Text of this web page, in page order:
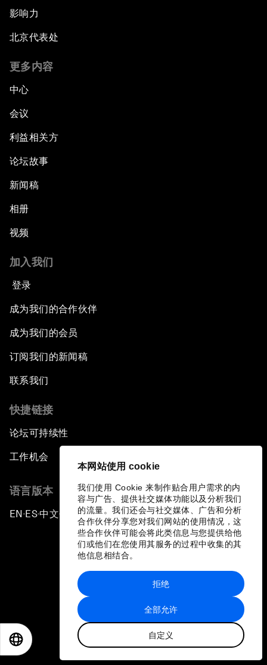
本网站使用 cookie
我们使用 Cookie 来制作贴合用户需求的内
容与广告、提供社交媒体功能以及分析我们
的流量。我们还会与社交媒体、广告和分析
合作伙伴分享您对我们网站的使用情况，这
些合作伙伴可能会将此类信息与您提供给他
们或他们在您使用其服务的过程中收集的其
他信息相结合。
全部允许
自定义
拒绝
影响力
北京代表处
更多内容
中心
会议
利益相关方
论坛故事
新闻稿
相册
视频
加入我们
登录
成为我们的合作伙伴
成为我们的会员
订阅我们的新闻稿
联系我们
快捷链接
论坛可持续性
工作机会
语言版本
EN ▪ ES▪中文▪ 日本語
站点地图
世界经济论坛